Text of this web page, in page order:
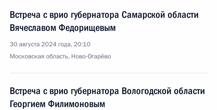
Встреча с врио губернатора Самарской области
Вячеславом Федорищевым
30 августа 2024 года, 20:10
Московская область, Ново-Огарёво
Встреча с врио губернатора Вологодской области
Георгием Филимоновым